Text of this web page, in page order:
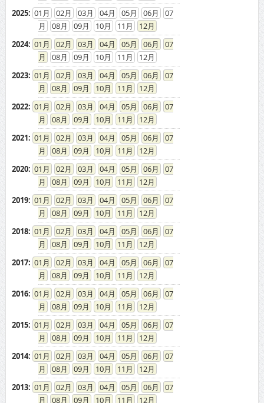
2025: 01 02 03 04 05 06
07
08
09 10 11
12
2024: 01 02 03 04 05 06
07
08
09 10 11
12
2023: 01 02 03 04 05 06
07
08
09 10 11
12
2022: 01 02 03 04 05 06
07
08
09 10 11
12
2021: 01 02 03 04 05 06
07
08
09 10 11
12
2020: 01 02 03 04 05 06
07
08
09 10 11
12
2019: 01 02 03 04 05 06
07
08
09 10 11
12
2018: 01 02 03 04 05 06
07
08
09 10 11
12
2017: 01 02 03 04 05 06
07
08
09 10 11
12
2016: 01 02 03 04 05 06
07
08
09 10 11
12
2015: 01 02 03 04 05 06
07
08
09 10 11
12
2014: 01 02 03 04 05 06
07
08
09 10 11
12
2013: 01 02 03 04 05 06
07
08
09 10 11
12